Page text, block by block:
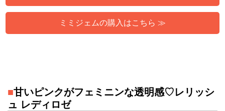
ミミジェムの購入はこちら ≫
■甘いピンクがフェミニンな透明感♡レリッシ
ュ レディロゼ